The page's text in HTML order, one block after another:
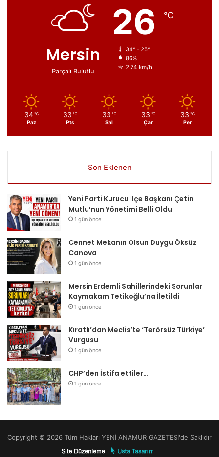
Mersin
Parçalı Bulutlu
26 ℃
34º - 25º
86%
2.74 km/h
34 ℃
Paz
33 ℃
Pts
33 ℃
Sal
33 ℃
Çar
33 ℃
Per
Son Eklenen
Yeni Parti Kurucu İlçe Başkanı Çetin
Mutlu’nun Yönetimi Belli Oldu
1 gün önce
Cennet Mekanın Olsun Duygu Öksüz
Canova
1 gün önce
Mersin Erdemli Sahillerindeki Sorunlar
Kaymakam Tetikoğlu’na İletildi
1 gün önce
Kıratlı’dan Meclis’te ‘Terörsüz Türkiye’
Vurgusu
1 gün önce
CHP’den İstifa ettiler…
1 gün önce
Copyright © 2026 Tüm Hakları YENİ ANAMUR GAZETESİ'de Saklıdır